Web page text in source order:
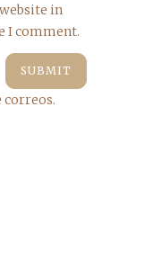
in
I comment.
correos.